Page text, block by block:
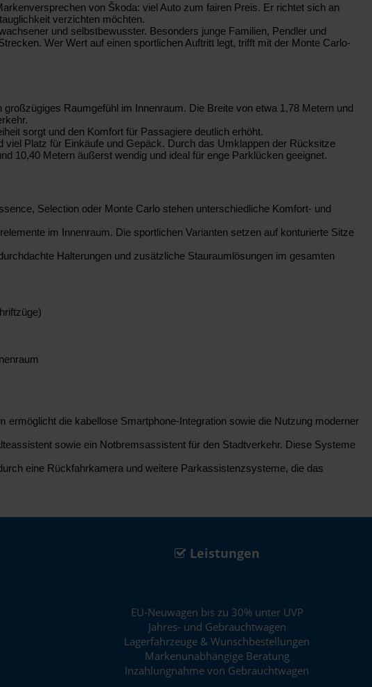
von Škoda: viel Auto zum fairen Preis. Er richtet sich an
verzichten möchten.
und selbstbewusster. Besonders junge Familien, Pendler und
Wer Wert auf einen sportlichen Auftritt legt, trifft mit der Monte Carlo-
Raumgefühl im Innenraum. Die Breite von etwa 1,78 Metern und
sorgt und den Komfort für Passagiere deutlich erhöht.
Platz für Einkäufe und Gepäck. Durch das Umklappen der Rücksitze
10,40 Metern äußerst wendig und ideal für enge Parklücken geeignet.
Selection oder Monte Carlo stehen unterschiedliche Komfort- und
im Innenraum. Die sportlichen Varianten setzen auf konturierte Sitze
Halterungen und zusätzliche Stauraumlösungen im gesamten
die kabellose Smartphone-Integration sowie die Nutzung moderner
sowie ein Notbremsassistent für den Stadtverkehr. Diese Systeme
eine Rückfahrkamera und weitere Parkassistenzsysteme, die das
Leistungen
EU-Neuwagen bis zu 30% unter UVP
Jahres- und Gebrauchtwagen
Lagerfahrzeuge & Wunschbestellungen
Markenunabhängige Beratung
Inzahlungnahme von Gebrauchtwagen